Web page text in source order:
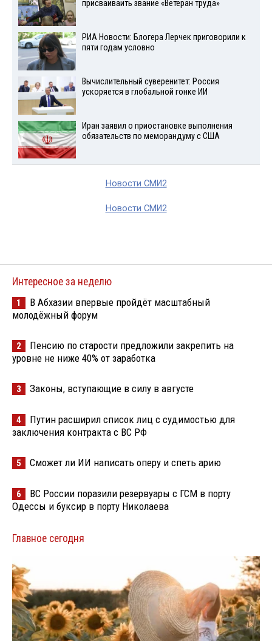
присваиваить звание «Ветеран труда»
РИА Новости: Блогера Лерчек приговорили к
пяти годам условно
Вычислительный суверенитет: Россия
ускоряется в глобальной гонке ИИ
Иран заявил о приостановке выполнения
обязательств по меморандуму с США
Новости СМИ2
Новости СМИ2
Интересное за неделю
1
В Абхазии впервые пройдёт масштабный
молодёжный форум
2
Пенсию по старости предложили закрепить на
уровне не ниже 40% от заработка
3 Законы, вступающие в силу в августе
4
Путин расширил список лиц с судимостью для
заключения контракта с ВС РФ
5 Сможет ли ИИ написать оперу и спеть арию
6
ВС России поразили резервуары с ГСМ в порту
Одессы и буксир в порту Николаева
Главное сегодня